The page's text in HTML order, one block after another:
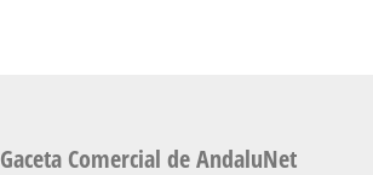
Gaceta Comercial de AndaluNet